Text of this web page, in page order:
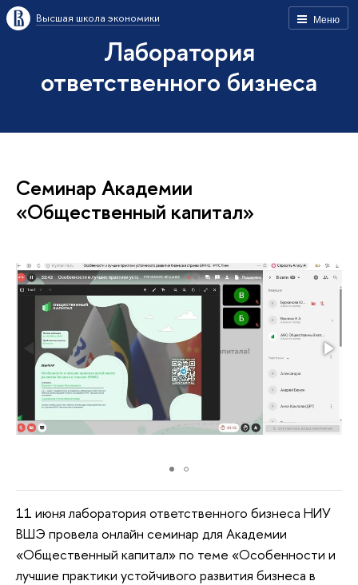
Меню
Высшая школа экономики
Лаборатория
ответственного бизнеса
Семинар Академии
«Общественный капитал»
11 июня лаборатория ответственного бизнеса НИУ
ВШЭ провела онлайн семинар для Академии
«Общественный капитал» по теме «Особенности и
лучшие практики устойчивого развития бизнеса в